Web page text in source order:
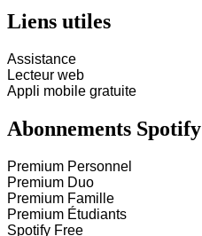
Liens utiles
Assistance
Lecteur web
Appli mobile gratuite
Abonnements Spotify
Premium Personnel
Premium Duo
Premium Famille
Premium Étudiants
Spotify Free